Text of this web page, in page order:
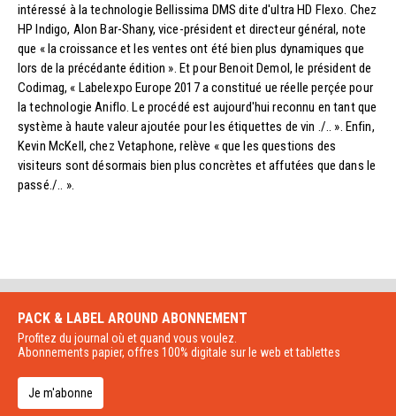
intéressé à la technologie Bellissima DMS dite d'ultra HD Flexo. Chez
HP Indigo, Alon Bar-Shany, vice-président et directeur général, note
que « la croissance et les ventes ont été bien plus dynamiques que
lors de la précédante édition ». Et pour Benoit Demol, le président de
Codimag, « Labelexpo Europe 2017 a constitué ue réelle perçée pour
la technologie Aniflo. Le procédé est aujourd'hui reconnu en tant que
système à haute valeur ajoutée pour les étiquettes de vin ./.. ». Enfin,
Kevin McKell, chez Vetaphone, relève « que les questions des
visiteurs sont désormais bien plus concrètes et affutées que dans le
passé./.. ».
PACK & LABEL AROUND ABONNEMENT
Profitez du journal où et quand vous voulez.
Abonnements papier, offres 100% digitale sur le web et tablettes
Je m'abonne